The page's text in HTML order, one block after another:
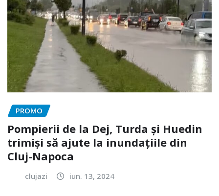
PROMO
Pompierii de la Dej, Turda și Huedin
trimiși să ajute la inundațiile din
Cluj-Napoca
clujazi iun. 13, 2024